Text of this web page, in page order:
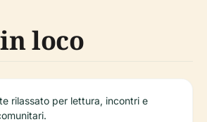
loco
rilassato per lettura, incontri e